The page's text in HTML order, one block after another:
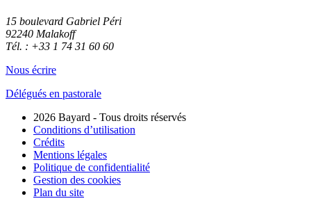
15 boulevard Gabriel Péri
92240 Malakoff
Tél. : +33 1 74 31 60 60
Nous écrire
Délégués en pastorale
2026 Bayard - Tous droits réservés
Conditions d’utilisation
Crédits
Mentions légales
Politique de confidentialité
Gestion des cookies
Plan du site